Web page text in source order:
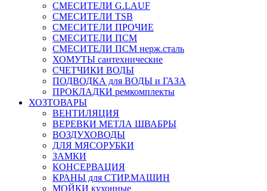
СМЕСИТЕЛИ G.LAUF
СМЕСИТЕЛИ TSB
СМЕСИТЕЛИ ПРОЧИЕ
СМЕСИТЕЛИ ПСМ
СМЕСИТЕЛИ ПСМ нерж.сталь
ХОМУТЫ сантехнические
СЧЕТЧИКИ ВОДЫ
ПОДВОДКА для ВОДЫ и ГАЗА
ПРОКЛАДКИ ремкомплекты
ХОЗТОВАРЫ
ВЕНТИЛЯЦИЯ
ВЕРЕВКИ МЕТЛА ШВАБРЫ
ВОЗДУХОВОДЫ
ДЛЯ МЯСОРУБКИ
ЗАМКИ
КОНСЕРВАЦИЯ
КРАНЫ для СТИР.МАШИН
МОЙКИ кухонные